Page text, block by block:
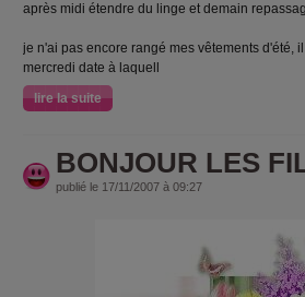
après midi étendre du linge et demain
je n'ai pas encore rangé mes vêtements d'été,
mercredi date à laquell
lire la suite
BONJOUR LES
publié le 17/11/2007 à 09:27